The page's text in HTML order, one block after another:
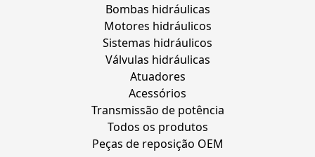
Bombas hidráulicas
Motores hidráulicos
Sistemas hidráulicos
Válvulas hidráulicas
Atuadores
Acessórios
Transmissão de potência
Todos os produtos
Peças de reposição OEM